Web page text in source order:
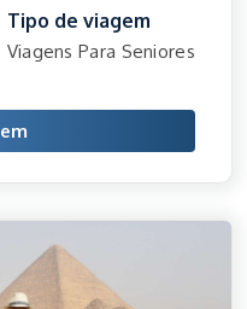
Tipo de viagem
Viagens Para Seniores